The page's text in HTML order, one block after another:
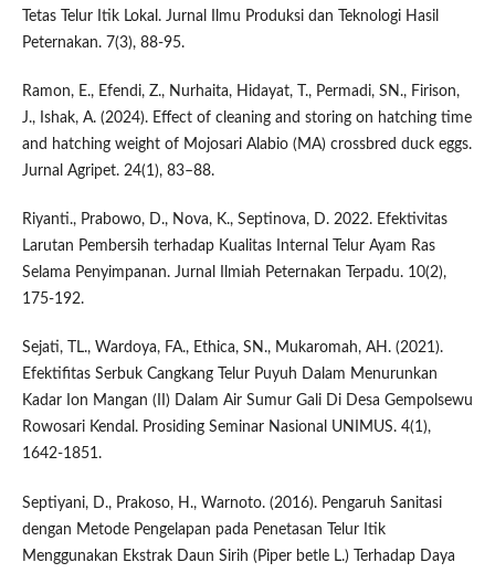
Tetas Telur Itik Lokal. Jurnal Ilmu Produksi dan Teknologi Hasil
Peternakan. 7(3), 88-95.
Ramon, E., Efendi, Z., Nurhaita, Hidayat, T., Permadi, SN., Firison,
J., Ishak, A. (2024). Effect of cleaning and storing on hatching time
and hatching weight of Mojosari Alabio (MA) crossbred duck eggs.
Jurnal Agripet. 24(1), 83–88.
Riyanti., Prabowo, D., Nova, K., Septinova, D. 2022. Efektivitas
Larutan Pembersih terhadap Kualitas Internal Telur Ayam Ras
Selama Penyimpanan. Jurnal Ilmiah Peternakan Terpadu. 10(2),
175-192.
Sejati, TL., Wardoya, FA., Ethica, SN., Mukaromah, AH. (2021).
Efektifitas Serbuk Cangkang Telur Puyuh Dalam Menurunkan
Kadar Ion Mangan (II) Dalam Air Sumur Gali Di Desa Gempolsewu
Rowosari Kendal. Prosiding Seminar Nasional UNIMUS. 4(1),
1642-1851.
Septiyani, D., Prakoso, H., Warnoto. (2016). Pengaruh Sanitasi
dengan Metode Pengelapan pada Penetasan Telur Itik
Menggunakan Ekstrak Daun Sirih (Piper betle L.) Terhadap Daya